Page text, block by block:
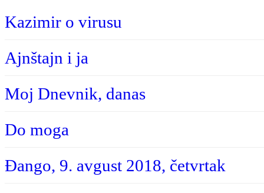
Kazimir o virusu
Ajnštajn i ja
Moj Dnevnik, danas
Do moga
Đango, 9. avgust 2018, četvrtak